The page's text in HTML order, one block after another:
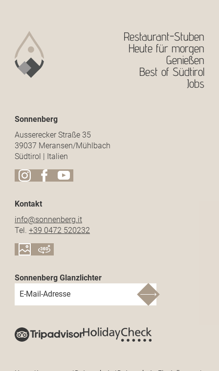
Restaurant-Stuben
Heute für morgen
Genießen
Best of Südtirol
Jobs
Sonnenberg
Ausserecker Straße 35
39037 Meransen/Mühlbach
Südtirol | Italien
Kontakt
info@sonnenberg.it
Tel. +39 0472 520232
Sonnenberg Glanzlichter
E-Mail-Adresse